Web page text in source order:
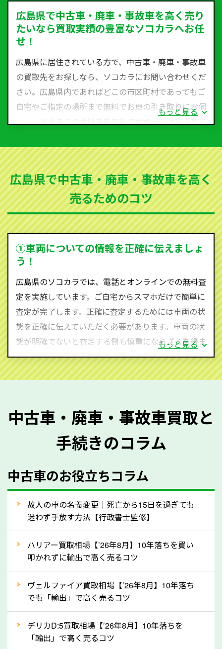
広島県で中古車・廃車・事故車を高く売り
たいなら買取実績の豊富なソコカラへお任
せ！
広島県に居住されている方で、中古車・廃車・事故車
の買取先をお探しなら、ソコカラにお問い合わせくだ
さい。広島県内であればどこの市区町村であってもご
自宅やご指定の場所まで無料でお車の引き取りにお伺
いし、廃車までの手続きを無料でサポート代行させて
など動かない車、水害車、不動車、乗らなくなってし
まった車、車検が切れて動かすことができない車でも
買取可能です。
ソコカラは世界１１０か国に独自の販売ネットワーク
を持ち、国内に自社物流網、自社ヤードをもっている
ため、中間マージンがかかりません。だから高価買取
を実現し、お客様に利益を還元することができるので
す。
590-870）までお問い合わせ下さい。
査定・ご相談・見積もりはすべて無料で行います。安
心してお問い合わせください。
もっと見る
広島県で中古車・廃車・事故車を高く
売るためのコツ
①車両についての情報を正確に伝えましょ
う！
広島県のソコカラでは、電話とオンラインでの無料査
定を実施しています。ご自宅からスマホだけで簡単に
査定が完了します。正確に査定するためには車両の状
態を正確に伝えていただく必要があります。車両の状
態が明確でないと査定する側も慎重にならざるを得ま
せん。廃車・事故車査定する際はできるだけ車検証を
ご準備ください。車検証があることで車両状態や年式
質問させていただく内容は以下の通りとなります。
メーカー／車種
型式／グレード
走行距離（例：約〇万キロ）
車検の満了日
内装や外装の状態
定を行い高価買取価格をつけやすくなります。
ってきます！
自動車税の還付金は、先に年払いしていた自動車税が
月割りで返還されるものです。ですから、自動車税の
還付金は早めに売却するほど多く還付されます。不要
もっと見る
中古車・廃車・事故車買取と
手続きのコラム
中古車のお役立ちコラム
故人の車の名義変更｜死亡から15日を過ぎても
迷わず手放す方法【行政書士監修】
ハリアー買取相場【’26年8月】10年落ちを買い
叩かれずに輸出で高く売るコツ
ヴェルファイア買取相場【’26年8月】10年落ち
でも「輸出」で高く売るコツ
デリカD:5買取相場【’26年8月】10年落ちを
「輸出」で高く売るコツ